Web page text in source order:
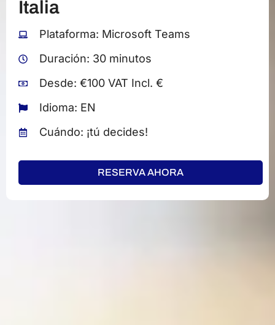
Italia
Plataforma: Microsoft Teams
Duración: 30 minutos
Desde: €100 VAT Incl. €
Idioma: EN
Cuándo: ¡tú decides!
RESERVA AHORA